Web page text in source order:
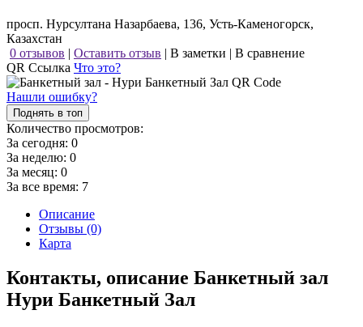
просп. Нурсултана Назарбаева, 136, Усть-Каменогорск,
Казахстан
0 отзывов | Оставить отзыв | В заметки | В сравнение
QR Ссылка Что это?
Нашли ошибку?
Поднять в топ
Количество просмотров:
За сегодня: 0
За неделю: 0
За месяц: 0
За все время: 7
Описание
Отзывы (0)
Карта
Контакты, описание Банкетный зал
Нури Банкетный Зал